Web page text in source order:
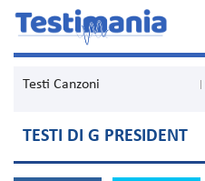
Testi Canzoni
TESTI DI G PRESIDENT